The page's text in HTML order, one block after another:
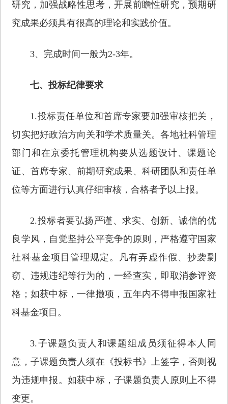
研究，加强战略性思考，开展前瞻性研究，预期研
究成果必须具有很高的理论和实践价值。
3、完成时间一般为2-3年。
七、投标纪律要求
1.投标责任单位和首席专家要加强审核把关，
切实把好政治方向关和学术质量关。各地社科管理
部门和在京委托管理机构要从选题设计、课题论
证、首席专家、前期研究成果、科研团队和责任单
位等方面进行认真仔细审核，合格者予以上报。
2.投标者要弘扬严谨、求实、创新、诚信的优
良学风，自觉坚持公平竞争的原则，严格遵守国家
社科基金项目管理规定。凡有弄虚作假、抄袭剽
窃、违规违纪等行为的，一经查实，即取消参评资
格；如获中标，一律撤项，五年内不得申报国家社
科基金项目。
3.子课题负责人和课题组成员须征得本人同
意，子课题负责人须在《投标书》上签字，否则视
为违规申报。如获中标，子课题负责人原则上不得
变更。